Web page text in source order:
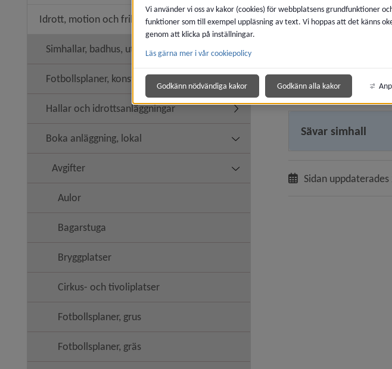
Idrott, motion och friluftsliv Undermeny för Idrott, motion och friluftsliv
Simhallar, badhus, utebassänger Undermeny för Simhallar, badhus,
Fotbollsplaner, konstgräs
Hallar och idrottsanläggningar Undermeny för Hallar och idrottsanläggningar
Boka anläggning, lokal Undermeny för Boka anläggning, lokal
Avgifter Undermeny för Avgifter
Aulor
Bagarstuga
Bryggplatser
Cirkus- och tivoliplatser
Fotbollsplaner, grus
Fotbollsplaner, gräs
Vallabadet,
Sävar simhall
Sidan uppdaterades
Vi använder vi oss av kakor (cookies) för webbplatsens grundfunktioner
funktioner som till exempel uppläsning av text. Vi hoppas att det känns
genom att klicka på inställningar.
Läs gärna mer i vår cookiepolicy
Godkänn nödvändiga kakor Godkänn alla kakor